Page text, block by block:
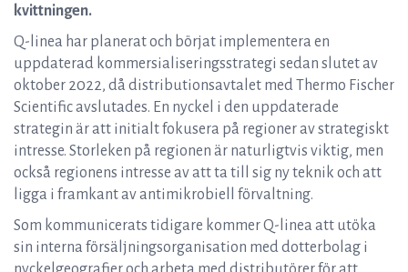
kvittningen.
Q-linea har planerat och börjat implementera en
uppdaterad kommersialiseringsstrategi sedan slutet av
oktober 2022, då distributionsavtalet med Thermo Fischer
Scientific avslutades. En nyckel i den uppdaterade
strategin är att initialt fokusera på regioner av strategiskt
intresse. Storleken på regionen är naturligtvis viktig, men
också regionens intresse av att ta till sig ny teknik och att
ligga i framkant av antimikrobiell förvaltning.
Som kommunicerats tidigare kommer Q-linea att utöka
sin interna försäljningsorganisation med dotterbolag i